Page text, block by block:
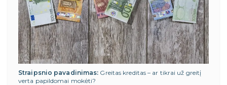
Straipsnio pavadinimas: Greitas kreditas – ar tikrai už greitį
verta papildomai mokėti?